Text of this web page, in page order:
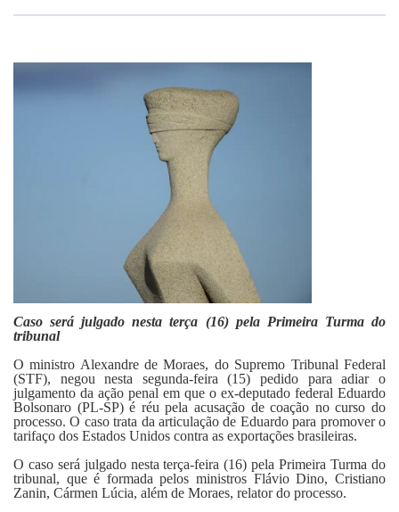
Caso será julgado nesta terça (16) pela Primeira Turma do
tribunal
O ministro Alexandre de Moraes, do Supremo Tribunal Federal
(STF), negou nesta segunda-feira (15) pedido para adiar o
julgamento da ação penal em que o ex-deputado federal Eduardo
Bolsonaro (PL-SP) é réu pela acusação de coação no curso do
processo. O caso trata da articulação de Eduardo para promover o
tarifaço dos Estados Unidos contra as exportações brasileiras.
O caso será julgado nesta terça-feira (16) pela Primeira Turma do
tribunal, que é formada pelos ministros Flávio Dino, Cristiano
Zanin, Cármen Lúcia, além de Moraes, relator do processo.